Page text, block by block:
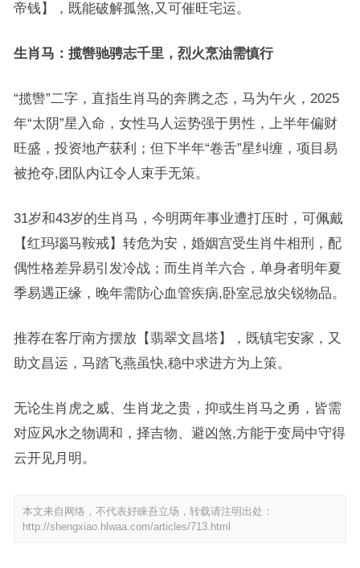
帝钱】，既能破解孤煞,又可催旺宅运。
生肖马：揽辔驰骋志千里，烈火烹油需慎行
“揽辔”二字，直指生肖马的奔腾之态，马为午火，2025
年“太阴”星入命，女性马人运势强于男性，上半年偏财
旺盛，投资地产获利；但下半年“卷舌”星纠缠，项目易
被抢夺,团队内讧令人束手无策。
31岁和43岁的生肖马，今明两年事业遭打压时，可佩戴
【红玛瑙马鞍戒】转危为安，婚姻宫受生肖牛相刑，配
偶性格差异易引发冷战；而生肖羊六合，单身者明年夏
季易遇正缘，晚年需防心血管疾病,卧室忌放尖锐物品。
推荐在客厅南方摆放【翡翠文昌塔】，既镇宅安家，又
助文昌运，马踏飞燕虽快,稳中求进方为上策。
无论生肖虎之威、生肖龙之贵，抑或生肖马之勇，皆需
对应风水之物调和，择吉物、避凶煞,方能于变局中守得
云开见月明。
本文来自网络，不代表好睐吾立场，转载请注明出处：
http://shengxiao.hlwaa.com/articles/713.html